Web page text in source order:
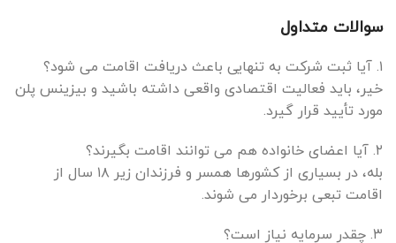
سوالات متداول
۱. آیا ثبت شرکت به تنهایی باعث دریافت اقامت می شود؟
خیر، باید فعالیت اقتصادی واقعی داشته باشید و بیزینس پلن
مورد تأیید قرار گیرد.
۲. آیا اعضای خانواده هم می توانند اقامت بگیرند؟
بله، در بسیاری از کشورها همسر و فرزندان زیر ۱۸ سال از
اقامت تبعی برخوردار می شوند.
۳. چقدر سرمایه نیاز است؟